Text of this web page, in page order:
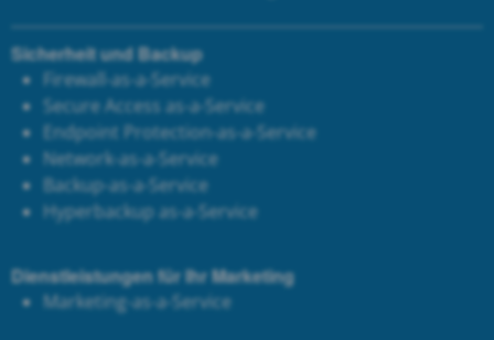
Sicherheit und Backup
Firewall-as-a-Service
Secure Access as-a-Service
Endpoint Protection-as-a-Service
Network-as-a-Service
Backup-as-a-Service
Hyperbackup as-a-Service
Dienstleistungen für Ihr Marketing
Marketing-as-a-Service